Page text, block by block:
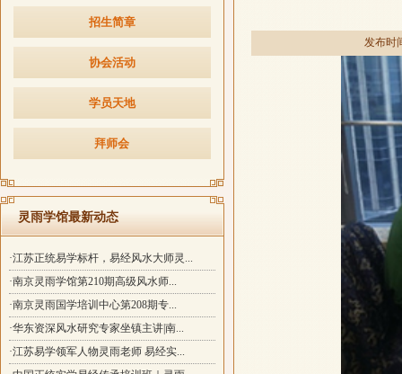
招生简章
协会活动
学员天地
拜师会
灵雨学馆最新动态
·江苏正统易学标杆，易经风水大师灵...
·南京灵雨学馆第210期高级风水师...
·南京灵雨国学培训中心第208期专...
·华东资深风水研究专家坐镇主讲|南...
·江苏易学领军人物灵雨老师 易经实...
发布时